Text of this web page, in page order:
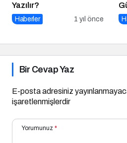
Yazılır?
Haberler 1 yıl önce
Bir Cevap Yaz
E-posta adresiniz
işaretlenmişlerdir
Yorumunuz *